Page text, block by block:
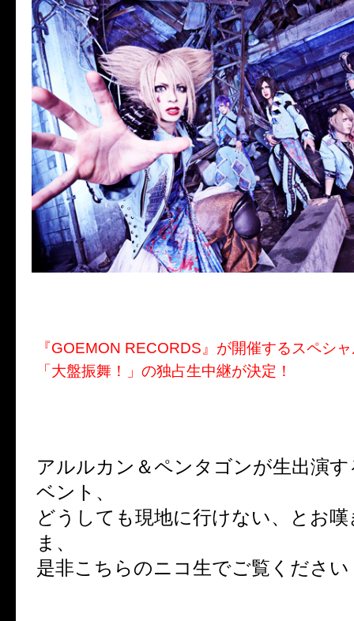
『GOEMON RECORDS』が開催するスペシ
「大盤振舞！」の独占生中継が決定！
アルルカン＆ペンタゴンが生出演
ベント、
どうしても現地に行けない、とお
ま、
是非こちらのニコ生でご覧ください